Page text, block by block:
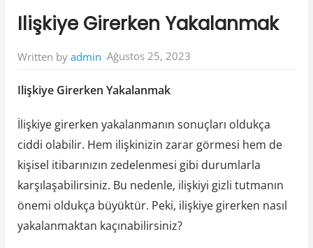
in:
Ilişkiye Girerken Yakalanmak
Written by admin Ağustos 25, 2023
Ilişkiye Girerken Yakalanmak
İlişkiye girerken yakalanmanın sonuçları oldukça
ciddi olabilir. Hem ilişkinizin zarar görmesi hem de
kişisel itibarınızın zedelenmesi gibi durumlarla
karşılaşabilirsiniz. Bu nedenle, ilişkiyi gizli tutmanın
önemi oldukça büyüktür. Peki, ilişkiye girerken nasıl
yakalanmaktan kaçınabilirsiniz?